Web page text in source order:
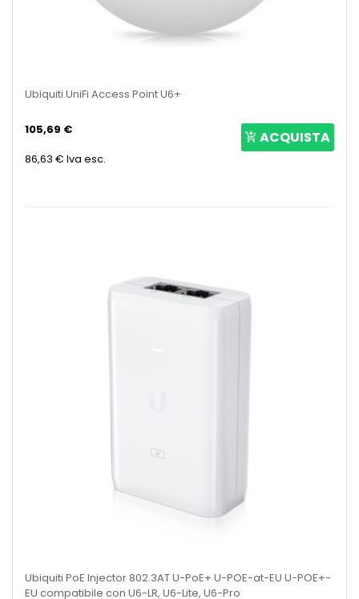
Ubiquiti UniFi Access Point U6+
105,69 €
86,63 € Iva esc.
ACQUISTA
Ubiquiti PoE Injector 802.3AT U-PoE+ U-POE-at-EU U-POE+-
EU compatibile con U6-LR, U6-Lite, U6-Pro